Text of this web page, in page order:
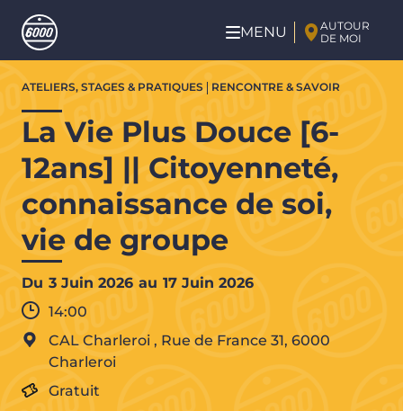
Aller au contenu principal
MENU
AUTOUR
DE MOI
contenu
principal
ATELIERS, STAGES & PRATIQUES RENCONTRE & SAVOIR
La Vie Plus Douce [6-
12ans] || Citoyenneté,
connaissance de soi,
vie de groupe
Du 3 Juin 2026 au 17 Juin 2026
14:00
CAL Charleroi , Rue de France 31, 6000
Charleroi
Gratuit